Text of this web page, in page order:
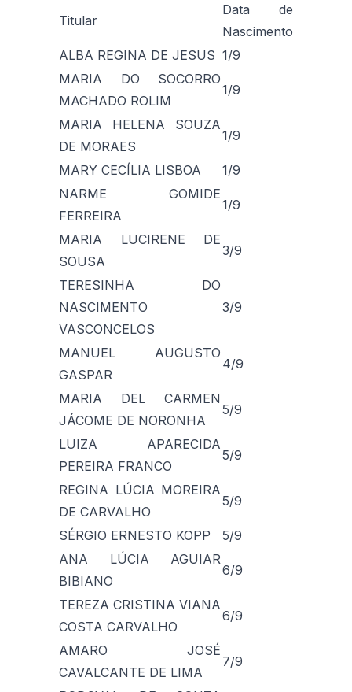
Titular
Data de
Nascimento
ALBA REGINA DE JESUS 1/9
MARIA DO SOCORRO
MACHADO ROLIM
1/9
MARIA HELENA SOUZA
DE MORAES
1/9
MARY CECÍLIA LISBOA
1/9
NARME GOMIDE
FERREIRA
1/9
MARIA LUCIRENE DE
SOUSA
3/9
TERESINHA DO
NASCIMENTO
VASCONCELOS
3/9
MANUEL AUGUSTO
GASPAR
4/9
MARIA DEL CARMEN
JÁCOME DE NORONHA
5/9
LUIZA APARECIDA
PEREIRA FRANCO
5/9
REGINA LÚCIA MOREIRA
DE CARVALHO
5/9
SÉRGIO ERNESTO KOPP
5/9
ANA LÚCIA AGUIAR
BIBIANO
6/9
TEREZA CRISTINA VIANA
COSTA CARVALHO
6/9
AMARO JOSÉ
CAVALCANTE DE LIMA
7/9